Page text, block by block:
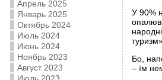
Апрель 2025
Январь 2025
Октябрь 2024
Июль 2024
Июнь 2024
Ноябрь 2023
Август 2023
У 90%
Бо,
– їм